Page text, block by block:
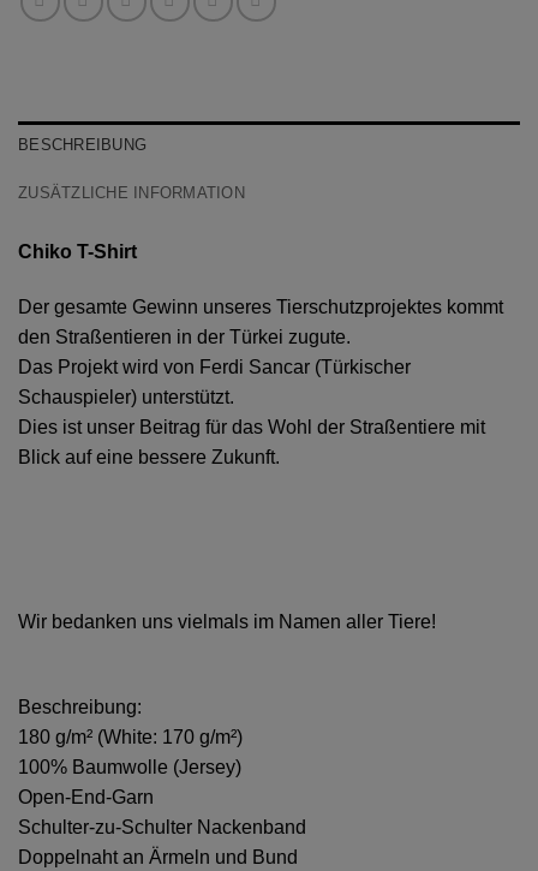
BESCHREIBUNG
ZUSÄTZLICHE INFORMATION
Chiko T-Shirt
Der gesamte Gewinn unseres Tierschutzprojektes kommt
den Straßentieren in der Türkei zugute.
Das Projekt wird von Ferdi Sancar (Türkischer
Schauspieler) unterstützt.
Dies ist unser Beitrag für das Wohl der Straßentiere mit
Blick auf eine bessere Zukunft.
Wir bedanken uns vielmals im Namen aller Tiere!
Beschreibung:
180 g/m² (White: 170 g/m²)
100% Baumwolle (Jersey)
Open-End-Garn
Schulter-zu-Schulter Nackenband
Doppelnaht an Ärmeln und Bund